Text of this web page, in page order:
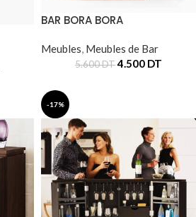
BAR BORA BORA
Meubles, Meubles de Bar
5.600DT4.500 DT
-17%